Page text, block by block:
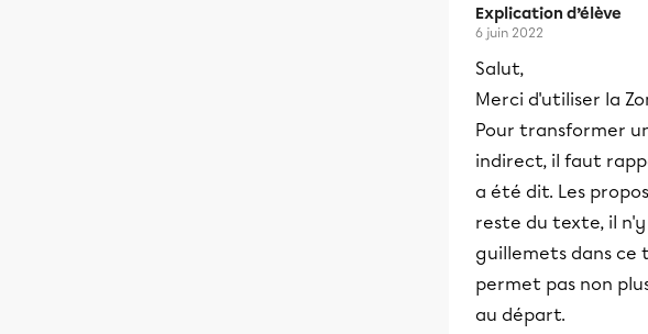
Explication d’élève
6 juin 2022
Salut,
Merci d'utiliser la
Pour transformer
indirect, il faut
a été dit. Les
reste du texte, il
guillemets dans ce
permet pas non
au départ.